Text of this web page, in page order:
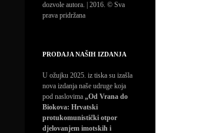
dozvole autora. | 2016. © Sva
prava pridržana
PRODAJA NAŠIH IZDANJA
U ožujku 2025. iz tiska su izašla
nova izdanja naše udruge koja
pod naslovima „Od Vrana do
Biokova: Hrvatski
protukomunistički otpor
djelovanjem imotskih i